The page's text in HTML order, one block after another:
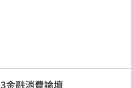
金融消費論壇